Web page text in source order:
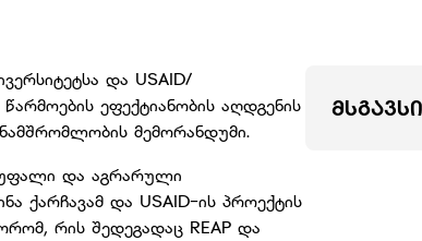
და USAID/
ეფექტიანობის აღდგენის
მემორანდუმი.
და აგრარული
ქარჩავამ და USAID-ის პროექტის
რის შედეგადაც REAP და